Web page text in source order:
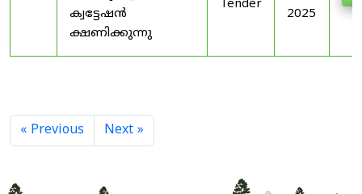
ക്വട്ടേഷൻ
ക്ഷണിക്കുന്നു
Tender
2025
« Previous Next »